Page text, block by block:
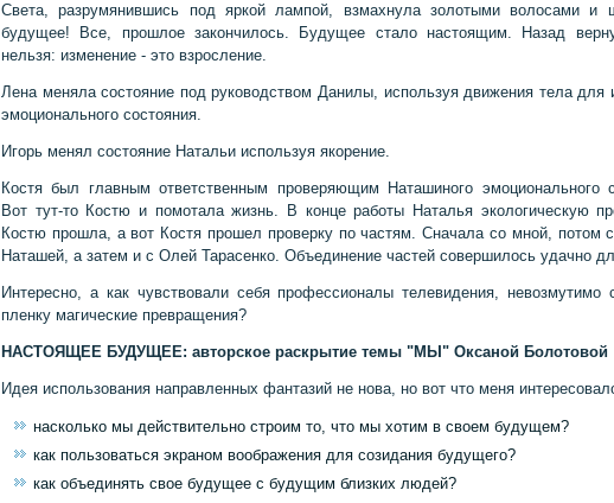
Света, разрумянившись под яркой лампой, взмахнула золотыми волосами и
будущее! Все, прошлое закончилось. Будущее стало настоящим. Назад
нельзя: изменение - это взросление.
Лена меняла состояние под руководством Данилы, используя движения тела для
эмоционального состояния.
Игорь менял состояние Натальи используя якорение.
Костя был главным ответственным проверяющим Наташиного эмоционального
Вот тут-то Костю и помотала жизнь. В конце работы Наталья экологическую
Костю прошла, а вот Костя прошел проверку по частям. Сначала со мной, потом
Наташей, а затем и с Олей Тарасенко. Объединение частей совершилось удачно
Интересно, а как чувствовали себя профессионалы телевидения, невозмутимо
пленку магические превращения?
НАСТОЯЩЕЕ БУДУЩЕЕ: авторское раскрытие темы "МЫ" Оксаной Болотовой
Идея использования направленных фантазий не нова, но вот что меня
насколько мы действительно строим то, что мы хотим в своем будущем?
как пользоваться экраном воображения для созидания будущего?
как объединять свое будущее с будущим близких людей?